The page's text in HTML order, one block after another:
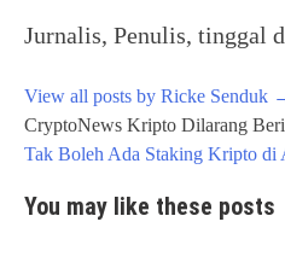
Jurnalis, Penulis, tinggal
View all posts by Ricke Senduk
Post
navigation
CryptoNews Kripto Dilarang
Tak Boleh Ada Staking Kripto di
You may like these posts